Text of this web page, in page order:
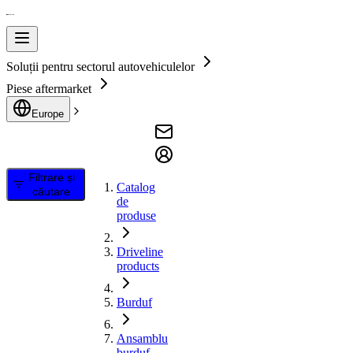
Soluții pentru sectorul autovehiculelor
Piese aftermarket
Europe
Filtrare și
căutare
Catalog
de
produse
Driveline
products
Burduf
Ansamblu